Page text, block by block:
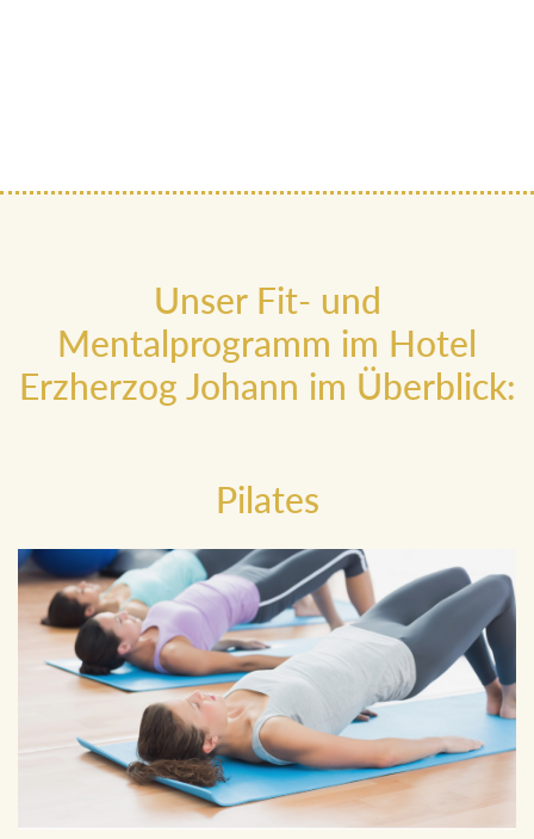
Unser Fit- und
Mentalprogramm im Hotel
Erzherzog Johann im Überblick:
Pilates